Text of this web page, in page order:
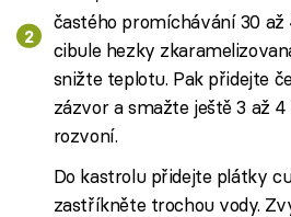
častého promíchávání 30
cibule hezky
snižte teplotu. Pak přidejte
zázvor a smažte ještě 3 až
rozvoní.
Do kastrolu přidejte plátky
zastříkněte trochou vody.